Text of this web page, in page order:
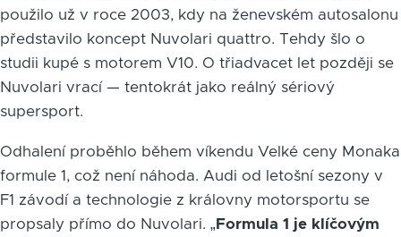
použilo už v roce 2003, kdy na ženevském autosalonu
představilo koncept Nuvolari quattro. Tehdy šlo o
studii kupé s motorem V10. O třiadvacet let později se
Nuvolari vrací — tentokrát jako reálný sériový
supersport.
Odhalení proběhlo během víkendu Velké ceny Monaka
formule 1, což není náhoda. Audi od letošní sezony v
F1 závodí a technologie z královny motorsportu se
propsaly přímo do Nuvolari. „ Formula 1 je klíčovým